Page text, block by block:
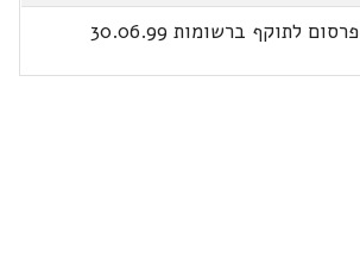
פרסום לתוקף ברשומות 30.06.99